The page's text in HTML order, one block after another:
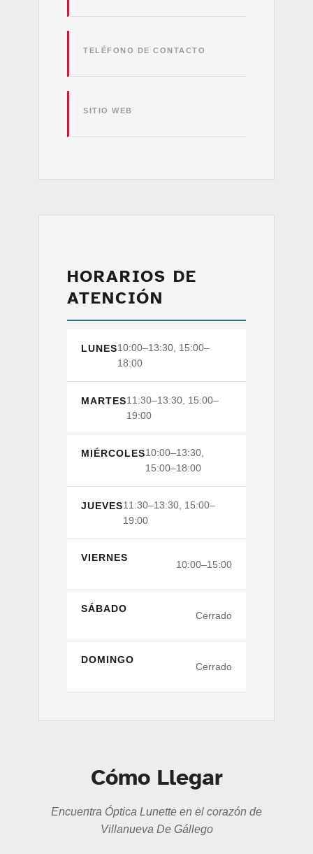
TELÉFONO DE CONTACTO
SITIO WEB
HORARIOS DE
ATENCIÓN
LUNES10:00–13:30, 15:00–
18:00
MARTES11:30–13:30, 15:00–
19:00
MIÉRCOLES10:00–13:30,
15:00–18:00
JUEVES11:30–13:30, 15:00–
19:00
VIERNES
10:00–15:00
SÁBADO
Cerrado
DOMINGO
Cerrado
Cómo Llegar
Encuentra Óptica Lunette en el corazón de
Villanueva De Gállego